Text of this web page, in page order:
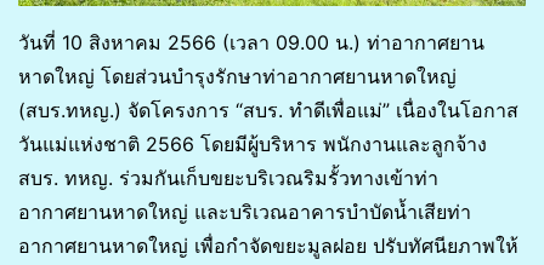
วันที่ 10 สิงหาคม 2566 (เวลา 09.00 น.) ท่าอากาศยาน
หาดใหญ่ โดยส่วนบำรุงรักษาท่าอากาศยานหาดใหญ่
(สบร.ทหญ.) จัดโครงการ “สบร. ทำดีเพื่อแม่” เนื่องในโอกาส
วันแม่แห่งชาติ 2566 โดยมีผู้บริหาร พนักงานและลูกจ้าง
สบร. ทหญ. ร่วมกันเก็บขยะบริเวณริมรั้วทางเข้าท่า
อากาศยานหาดใหญ่ และบริเวณอาคารบำบัดน้ำเสียท่า
อากาศยานหาดใหญ่ เพื่อกำจัดขยะมูลฝอย ปรับทัศนียภาพให้